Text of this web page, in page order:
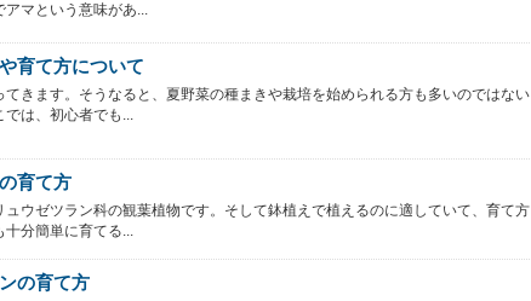
アマという意味があ...
育て方について
てきます。そうなると、夏野菜の種まきや栽培を始められる方も多いのではない
では、初心者でも...
育て方
ュウゼツラン科の観葉植物です。そして鉢植えで植えるのに適していて、育て方
十分簡単に育てる...
の育て方